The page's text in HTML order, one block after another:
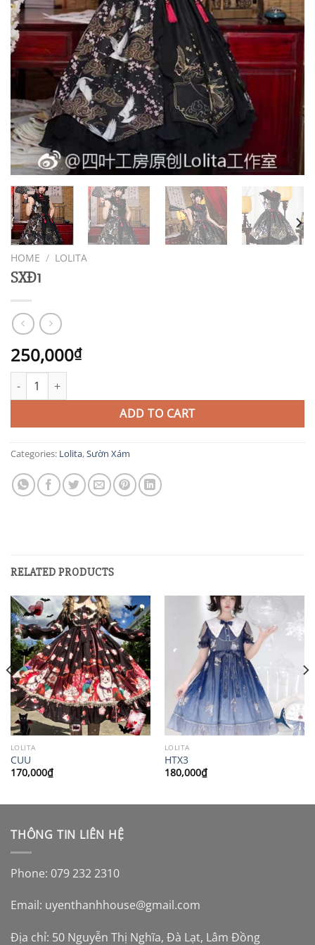
HOME / LOLITA
SXĐ1
250,000₫
SXĐ1 quantity
ADD TO CART
Categories: Lolita,Sườn Xám
RELATED PRODUCTS
LOLITA
CUU
170,000₫
LOLITA
HTX3
180,000₫
THÔNG TIN LIÊN HỆ
Phone: 079 232 2310
Email: uyenthanhhouse@gmail.com
Địa chỉ: 50 Nguyễn Thị Nghĩa, Đà Lạt, Lâm Đồng